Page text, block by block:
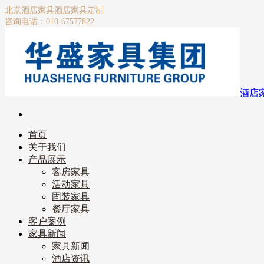
北京酒店家具酒店家具定制
咨询电话：010-67577822
酒店
首页
关于我们
产品展示
客房家具
活动家具
固装家具
餐厅家具
客户案例
家具新闻
家具新闻
酒店资讯